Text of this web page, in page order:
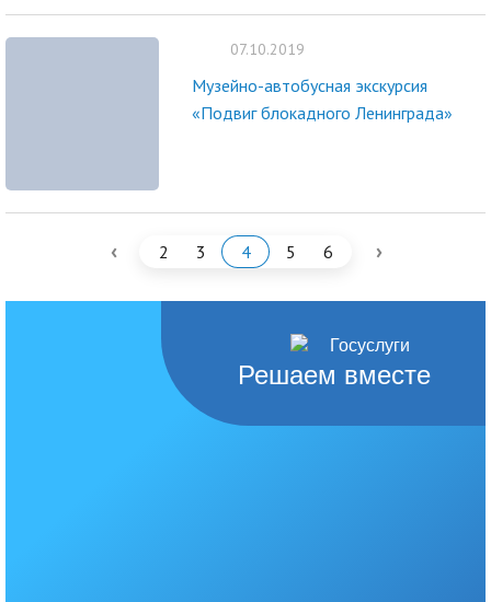
07.10.2019
Музейно-автобусная экскурсия
«Подвиг блокадного Ленинграда»
‹ 2 3 4 5 6 ›
Решаем вместе